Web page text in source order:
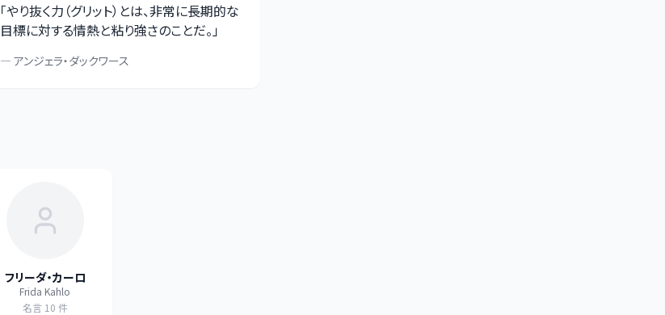
「やり抜く力（グリット）とは、非常に長期的な
目標に対する情熱と粘り強さのことだ。」
—アンジェラ・ダックワース
フリーダ・カーロ
Frida Kahlo
名言 10 件